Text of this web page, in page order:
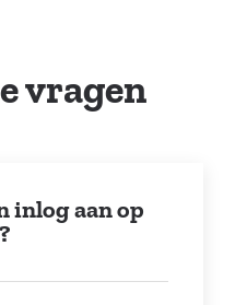
vragen
inlog aan op